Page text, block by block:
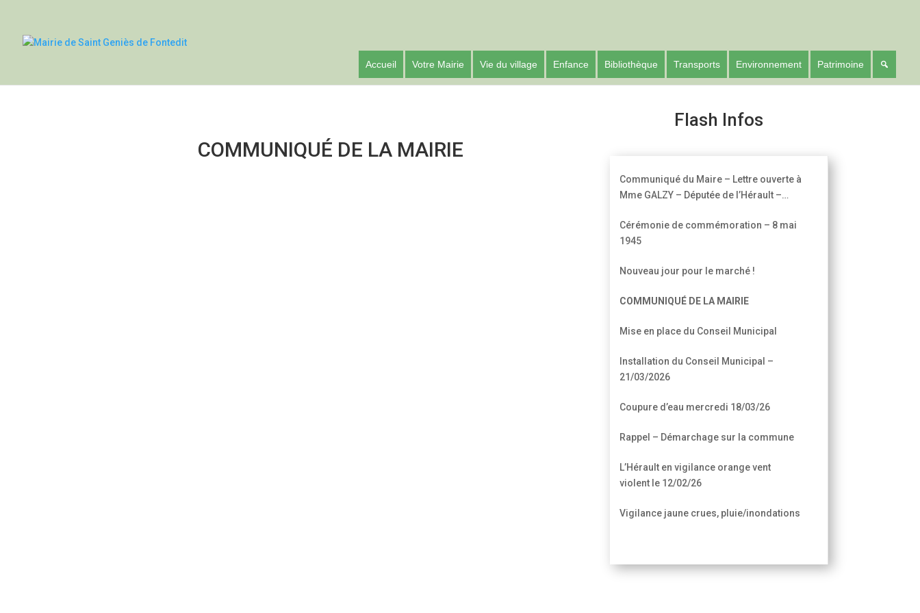
Accueil Votre Mairie Vie du village Enfance Bibliothèque Transports Environnement Patrimoine
COMMUNIQUÉ DE LA MAIRIE
Flash Infos
Communiqué du Maire – Lettre ouverte à
Mme GALZY – Députée de l’Hérault –
Cérémonie de commémoration – 8 mai
1945
Nouveau jour pour le marché !
COMMUNIQUÉ DE LA MAIRIE
Mise en place du Conseil Municipal
Installation du Conseil Municipal –
21/03/2026
Coupure d’eau mercredi 18/03/26
Rappel – Démarchage sur la commune
L’Hérault en vigilance orange vent
violent le 12/02/26
Vigilance jaune crues, pluie/inondations